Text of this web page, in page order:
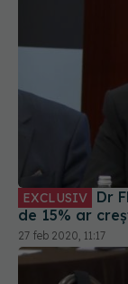
EXCLUSIV
de 15% ar
27 feb 2020, 11:17